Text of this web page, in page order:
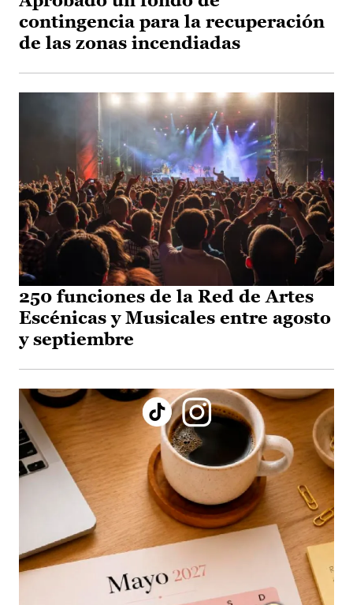
contingencia para la recuperación
de las zonas incendiadas
250 funciones de la Red de Artes
Escénicas y Musicales entre agosto
y septiembre